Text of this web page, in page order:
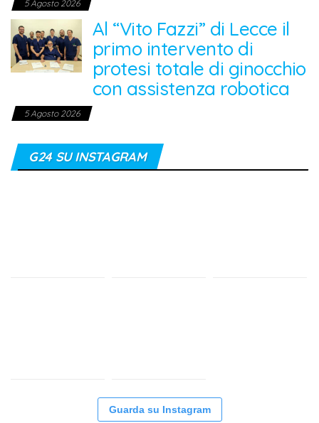
5 Agosto 2026
Al “Vito Fazzi” di Lecce il
primo intervento di
protesi totale di ginocchio
con assistenza robotica
5 Agosto 2026
G24 SU INSTAGRAM
Guarda su Instagram